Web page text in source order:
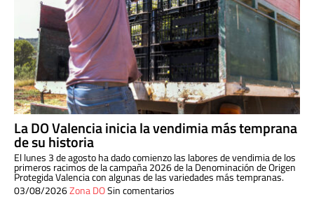
La DO Valencia inicia la vendimia más temprana
de su historia
El lunes 3 de agosto ha dado comienzo las labores de vendimia de los
primeros racimos de la campaña 2026 de la Denominación de Origen
Protegida Valencia con algunas de las variedades más tempranas.
03/08/2026Zona DOSin comentarios